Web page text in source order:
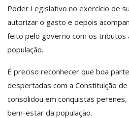
Poder Legislativo no exercício de
autorizar o gasto e depois
feito pelo governo com os tributos
população.
É preciso reconhecer que boa
despertadas com a Constituição
consolidou em conquistas
bem-estar da população.